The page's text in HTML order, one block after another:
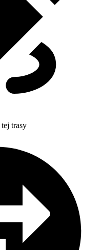
tej trasy